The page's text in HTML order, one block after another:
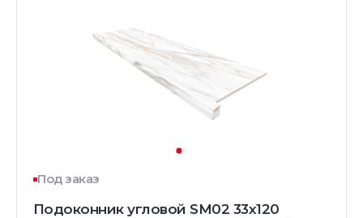
Под заказ
Подоконник угловой SM02 33х120